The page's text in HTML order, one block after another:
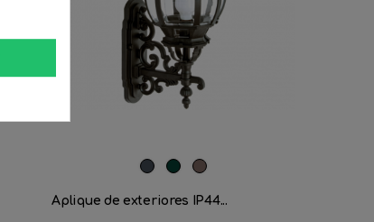
NegroVerdeMarrón
Aplique de exteriores IP44...